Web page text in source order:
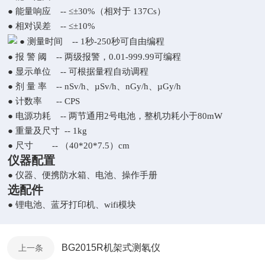
● 能量响应 -- ≤±30%（相对于 137Cs）
● 相对误差 -- ≤±10%
● 测量时间 -- 1秒-250秒可自由编程
● 报 警 阈 -- 两级报警，0.01-999.99可编程
● 显示单位 -- 可根据量程自动调程
● 剂 量 率 -- nSv/h、µSv/h、nGy/h、µGy/h
● 计数率 -- CPS
● 电源功耗 -- 两节通用2号电池，整机功耗小于80mW
● 重量及尺寸 -- 1kg
● 尺寸 -- （40*20*7.5）cm
仪器配置
● 仪器、便携防水箱、电池、操作手册
选配件
● 锂电池、蓝牙打印机、wifi模块
上一条 BG2015R机架式测氡仪